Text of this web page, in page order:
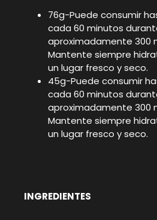
76g-Puede consumir
cada 60 minutos
aproximadamente 300
Mantente siempre
un lugar fresco y seco.
45g-Puede consumir
cada 60 minutos
aproximadamente 300
Mantente siempre
un lugar fresco y seco.
INGREDIENTES